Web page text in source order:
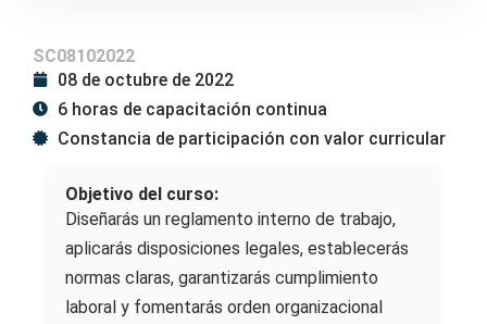
SC08102022
08 de octubre de 2022
6 horas de capacitación continua
Constancia de participación con valor curricular
Objetivo del curso:
Diseñarás un reglamento interno de trabajo,
aplicarás disposiciones legales, establecerás
normas claras, garantizarás cumplimiento
laboral y fomentarás orden organizacional